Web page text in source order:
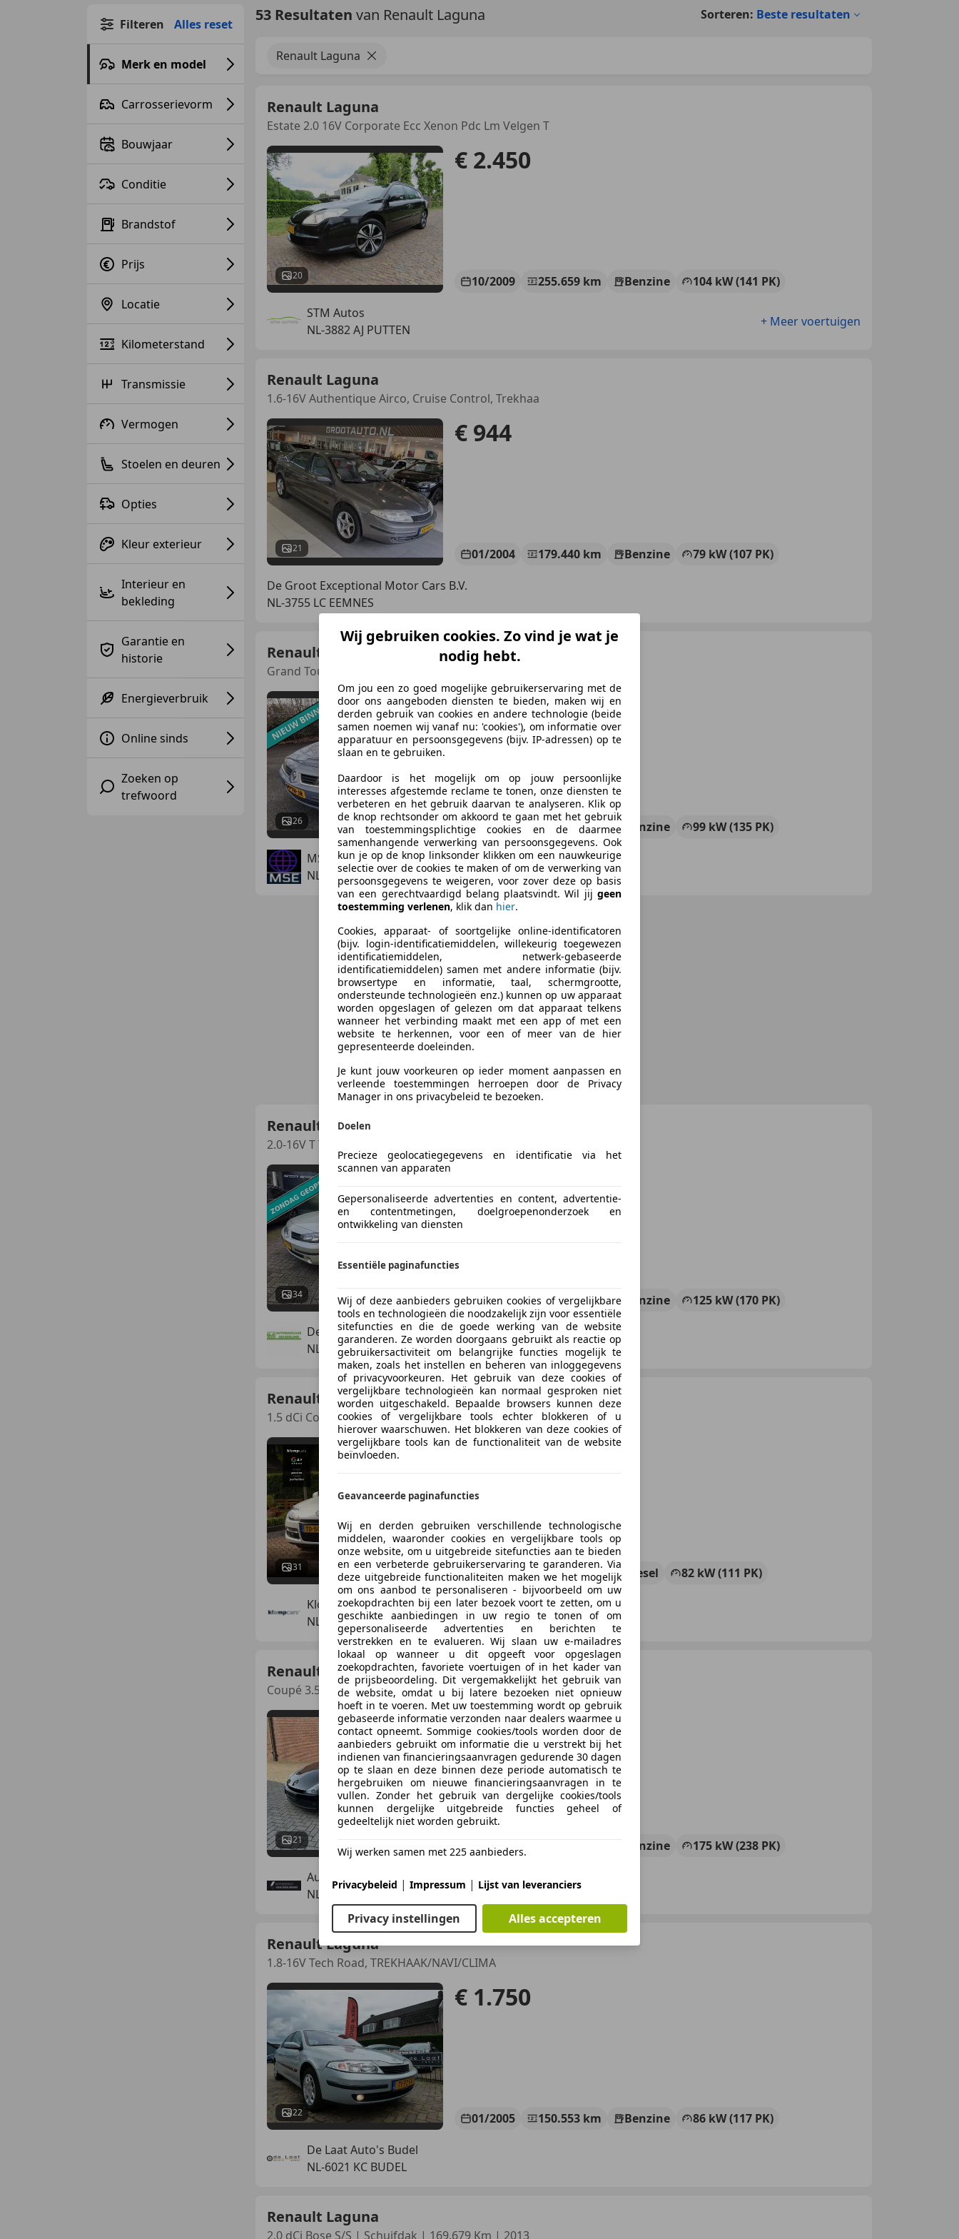
Filteren Alles reset
Merk en model
Carrosserievorm
Bouwjaar
Conditie
Brandstof
Prijs
Locatie
Kilometerstand
Transmissie
Vermogen
Stoelen en deuren
Opties
Kleur exterieur
Interieur en
bekleding
Garantie en
historie
Energieverbruik
Online sinds
Zoeken op
trefwoord
53 Resultaten van Renault Laguna Sorteren: Beste resultaten
Renault Laguna
Renault Laguna
Estate 2.0 16V Corporate Ecc Xenon Pdc Lm Velgen T
20
€ 2.450
10/2009 255.659 km Benzine
104 kW (141 PK)
STM Autos
NL-3882 AJ PUTTEN
+ Meer voertuigen
Renault Laguna
1.6-16V Authentique Airco, Cruise Control, Trekhaa
21
€ 944
01/2004 179.440 km Benzine
79 kW (107 PK)
De Groot Exceptional Motor Cars B.V.
NL-3755 LC EEMNES
Renault Laguna
Grand Tour 2.0-16V Tech Line ZO INGERUILD DUS ZO W
26
€ 649
09/2006 238.429 km Benzine
99 kW (135 PK)
MSE
NL-7418 EE DEVENTER
Renault Laguna
2.0-16V T Tech Line | 2E EIGENAAR | 12MND GARANTIE
34 05/2006 157.857 km Benzine
125 kW (170 PK)
De Automakelaar Gelderland
NL-3843 WN HARDERWIJK
Renault Laguna
1.5 dCi Collection | Trekhaak | Cruise!! In TOPSTA
31
€ 2.900
02/2013 263.872 km Diesel
82 kW (111 PK)
Klomp Cars
NL-8071 RN NUNSPEET
Renault Laguna
Coupé 3.5 V6 Initiale
21
€ 12.950
01/2009 Benzine
175 kW (238 PK)
Autobedrijf Van den Brink B.V.
NL-6824 CK ARNHEM
Renault Laguna
1.8-16V Tech Road, TREKHAAK/NAVI/CLIMA
22
€ 1.750
01/2005 150.553 km Benzine
86 kW (117 PK)
De Laat Auto's Budel
NL-6021 KC BUDEL
Renault Laguna
2.0 dCi Bose S/S | Schuifdak | 169.679 Km | 2013
Wij gebruiken cookies. Zo vind je wat je
nodig hebt.
Om jou een zo goed mogelijke gebruikerservaring met de
door ons aangeboden diensten te bieden, maken wij en
derden gebruik van cookies en andere technologie (beide
samen noemen wij vanaf nu: 'cookies'), om informatie over
apparatuur en persoonsgegevens (bijv. IP-adressen) op te
slaan en te gebruiken.
Daardoor is het mogelijk om op jouw persoonlijke
interesses afgestemde reclame te tonen, onze diensten te
verbeteren en het gebruik daarvan te analyseren. Klik op
de knop rechtsonder om akkoord te gaan met het gebruik
van toestemmingsplichtige cookies en de daarmee
samenhangende verwerking van persoonsgegevens. Ook
kun je op de knop linksonder klikken om een nauwkeurige
selectie over de cookies te maken of om de verwerking van
persoonsgegevens te weigeren, voor zover deze op basis
van een gerechtvaardigd belang plaatsvindt. Wil jij geen
toestemming verlenen, klik dan hier.
Cookies, apparaat- of soortgelijke online-identificatoren
(bijv. login-identificatiemiddelen, willekeurig toegewezen
identificatiemiddelen, netwerk-gebaseerde
identificatiemiddelen) samen met andere informatie (bijv.
browsertype en informatie, taal, schermgrootte,
ondersteunde technologieën enz.) kunnen op uw apparaat
worden opgeslagen of gelezen om dat apparaat telkens
wanneer het verbinding maakt met een app of met een
website te herkennen, voor een of meer van de hier
gepresenteerde doeleinden.
Je kunt jouw voorkeuren op ieder moment aanpassen en
verleende toestemmingen herroepen door de Privacy
Manager in ons privacybeleid te bezoeken.
Doelen
Precieze geolocatiegegevens en identificatie via het
scannen van apparaten
Gepersonaliseerde advertenties en content, advertentie-
en contentmetingen, doelgroepenonderzoek en
ontwikkeling van diensten
Essentiële paginafuncties
Wij of deze aanbieders gebruiken cookies of vergelijkbare
tools en technologieën die noodzakelijk zijn voor essentiële
sitefuncties en die de goede werking van de website
garanderen. Ze worden doorgaans gebruikt als reactie op
gebruikersactiviteit om belangrijke functies mogelijk te
maken, zoals het instellen en beheren van inloggegevens
of privacyvoorkeuren. Het gebruik van deze cookies of
vergelijkbare technologieën kan normaal gesproken niet
worden uitgeschakeld. Bepaalde browsers kunnen deze
cookies of vergelijkbare tools echter blokkeren of u
hierover waarschuwen. Het blokkeren van deze cookies of
vergelijkbare tools kan de functionaliteit van de website
beïnvloeden.
Geavanceerde paginafuncties
Wij en derden gebruiken verschillende technologische
middelen, waaronder cookies en vergelijkbare tools op
onze website, om u uitgebreide sitefuncties aan te bieden
en een verbeterde gebruikerservaring te garanderen. Via
deze uitgebreide functionaliteiten maken we het mogelijk
om ons aanbod te personaliseren - bijvoorbeeld om uw
zoekopdrachten bij een later bezoek voort te zetten, om u
geschikte aanbiedingen in uw regio te tonen of om
gepersonaliseerde advertenties en berichten te
verstrekken en te evalueren. Wij slaan uw e-mailadres
lokaal op wanneer u dit opgeeft voor opgeslagen
zoekopdrachten, favoriete voertuigen of in het kader van
de prijsbeoordeling. Dit vergemakkelijkt het gebruik van
de website, omdat u bij latere bezoeken niet opnieuw
hoeft in te voeren. Met uw toestemming wordt op gebruik
gebaseerde informatie verzonden naar dealers waarmee u
contact opneemt. Sommige cookies/tools worden door de
aanbieders gebruikt om informatie die u verstrekt bij het
indienen van financieringsaanvragen gedurende 30 dagen
op te slaan en deze binnen deze periode automatisch te
hergebruiken om nieuwe financieringsaanvragen in te
vullen. Zonder het gebruik van dergelijke cookies/tools
kunnen dergelijke uitgebreide functies geheel of
gedeeltelijk niet worden gebruikt.
Wij werken samen met 225 aanbieders.
Privacybeleid | Impressum | Lijst van leveranciers
Privacy instellingen Alles accepteren